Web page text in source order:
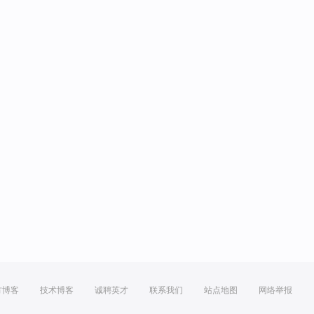
博客 技术博客 诚聘英才 联系我们 站点地图 网络举报